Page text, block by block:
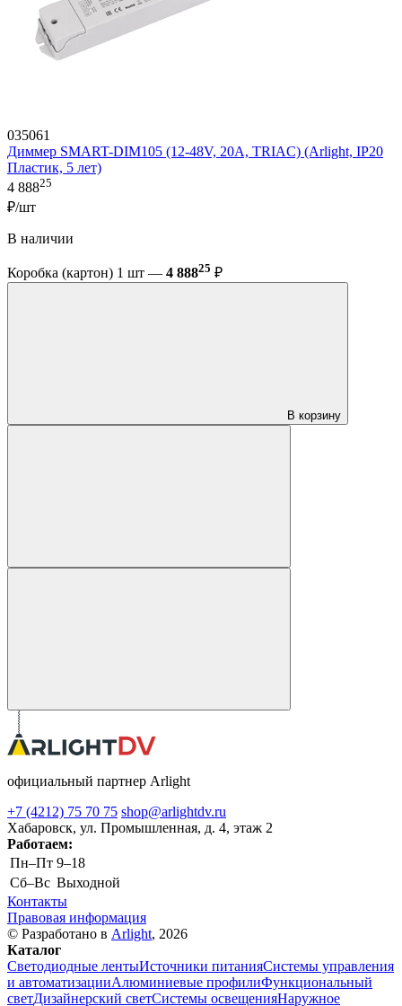
035061
Диммер SMART-DIM105 (12-48V, 20A, TRIAC) (Arlight, IP20
Пластик, 5 лет)
4 88825
₽/шт
В наличии
Коробка (картон) 1 шт — 4 88825 ₽
В корзину
официальный партнер Arlight
+7 (4212) 75 70 75 shop@arlightdv.ru
Хабаровск, ул. Промышленная, д. 4, этаж 2
Работаем:
Пн–Пт 9–18
Cб–Вс Выходной
Контакты
Правовая информация
© Разработано в Arlight, 2026
Каталог
Светодиодные лентыИсточники питанияСистемы управления
и автоматизацииАлюминиевые профилиФункциональный
светДизайнерский светСистемы освещенияНаружное